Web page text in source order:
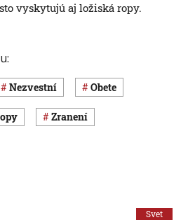
vyskytujú aj ložiská ropy.
nezvestní obete
zranení
Svet